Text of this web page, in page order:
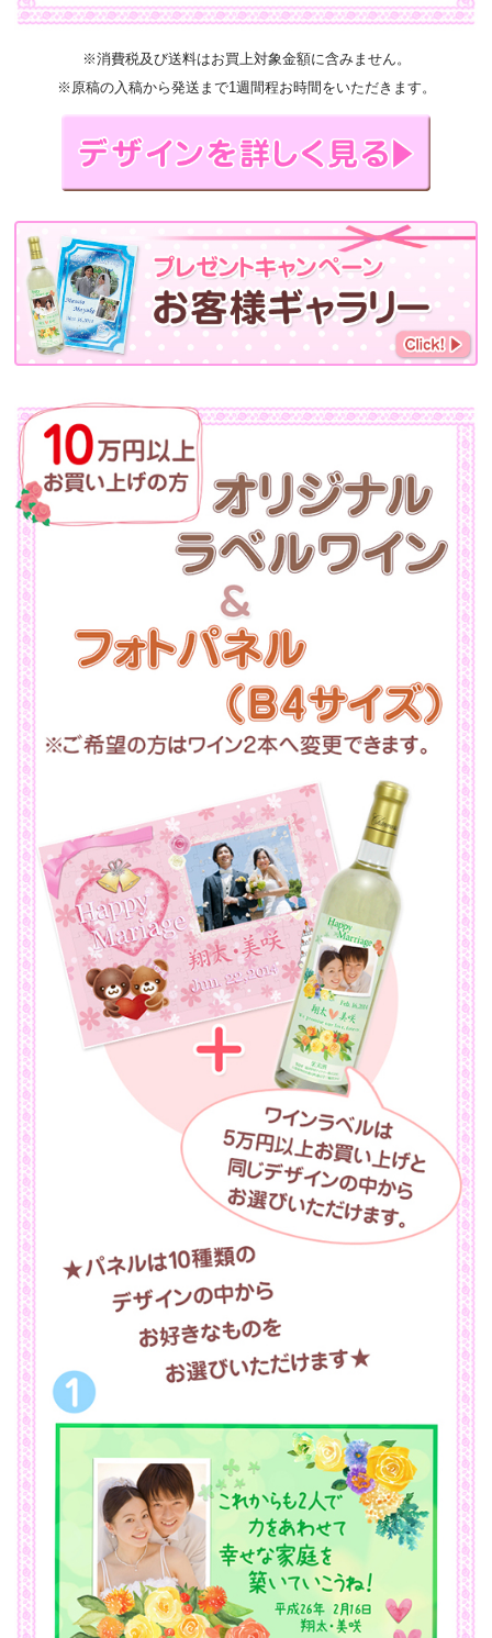
※消費税及び送料はお買上対象金額に含みません。
※原稿の入稿から発送まで1週間程お時間をいただきます。